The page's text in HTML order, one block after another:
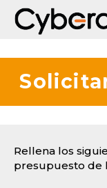
Rellena los
presupuesto de